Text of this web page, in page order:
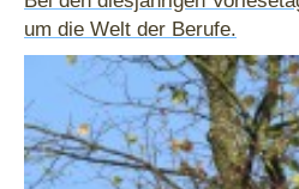
um die Welt der Berufe.